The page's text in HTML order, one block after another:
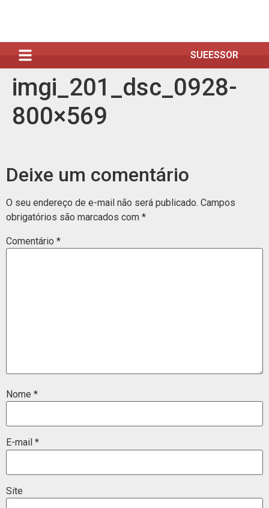
SUEESSOR
imgi_201_dsc_0928-
800×569
Deixe um comentário
O seu endereço de e-mail não será publicado. Campos
obrigatórios são marcados com *
Comentário *
Nome *
E-mail *
Site